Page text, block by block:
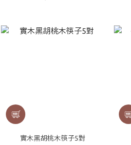
實木黑胡桃木筷子5對